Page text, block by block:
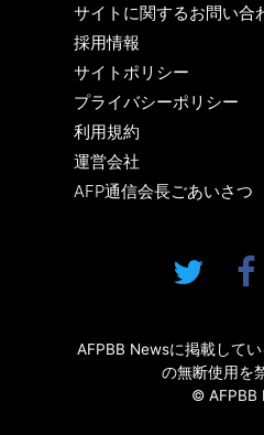
サイトに関するお問い合
採用情報
サイトポリシー
プライバシーポリシー
利用規約
運営会社
AFP通信会長ごあいさつ
AFPBB Newsに掲載して
の無断使用を
© AFPBB